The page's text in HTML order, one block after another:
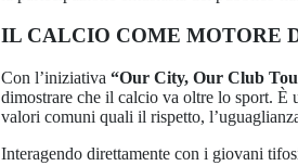
IL CALCIO COME MOTORE
Con l’iniziativa “Our City, Our Club
dimostrare che il calcio va oltre lo sport.
valori comuni quali il rispetto,
Interagendo direttamente con i giovani